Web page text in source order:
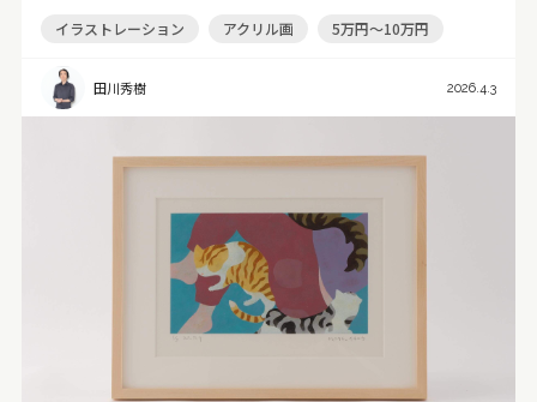
イラストレーション アクリル画 5万円～10万円
田川秀樹 2026.4.3